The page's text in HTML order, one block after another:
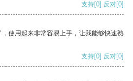
支持[0] 反对[0]
使用起来非常容易上手，让我能够快速熟
支持[0] 反对[0]